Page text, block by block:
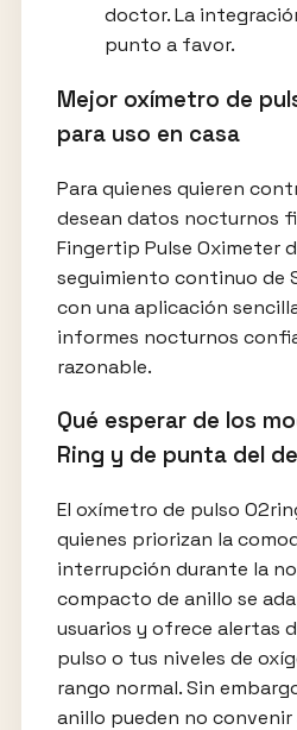
doctor. La
punto a favor.
Mejor oxímetro de
para uso en casa
Para quienes quieren
desean datos nocturnos
Fingertip Pulse Oximeter
seguimiento continuo de
con una aplicación
informes nocturnos
razonable.
Qué esperar de los
Ring y de punta del
El oxímetro de pulso
quienes priorizan la
interrupción durante la
compacto de anillo se
usuarios y ofrece alertas
pulso o tus niveles de
rango normal. Sin
anillo pueden no